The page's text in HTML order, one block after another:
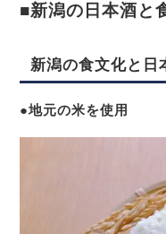
■新潟の日本酒と
新潟の食文化と日
●地元の米を使用